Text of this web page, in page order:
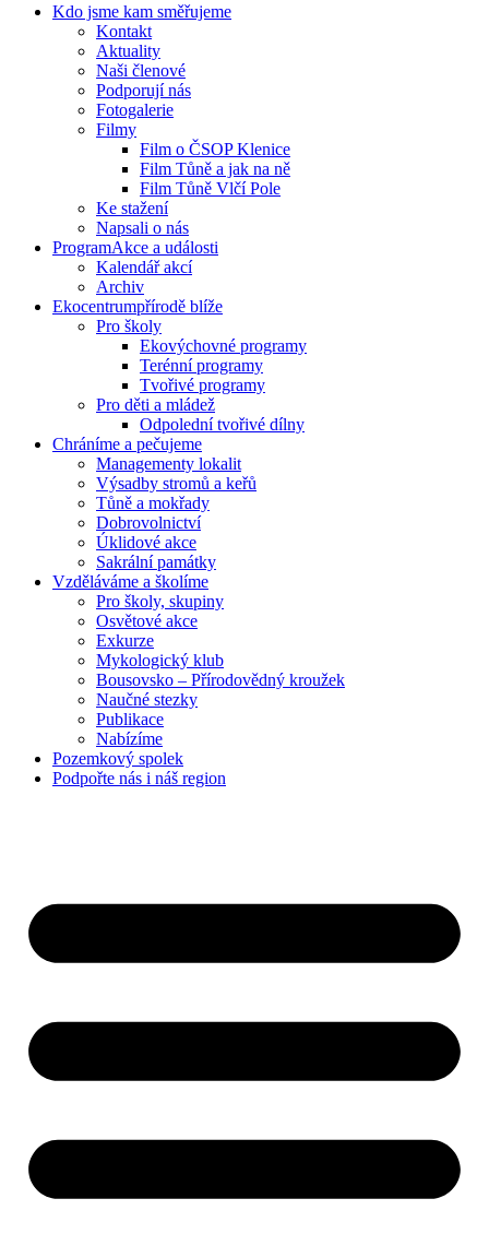
Kdo jsme kam směřujeme
Kontakt
Aktuality
Naši členové
Podporují nás
Fotogalerie
Filmy
Film o ČSOP Klenice
Film Tůně a jak na ně
Film Tůně Vlčí Pole
Ke stažení
Napsali o nás
ProgramAkce a události
Kalendář akcí
Archiv
Ekocentrumpřírodě blíže
Pro školy
Ekovýchovné programy
Terénní programy
Tvořivé programy
Pro děti a mládež
Odpolední tvořivé dílny
Chráníme a pečujeme
Managementy lokalit
Výsadby stromů a keřů
Tůně a mokřady
Dobrovolnictví
Úklidové akce
Sakrální památky
Vzděláváme a školíme
Pro školy, skupiny
Osvětové akce
Exkurze
Mykologický klub
Bousovsko – Přírodovědný kroužek
Naučné stezky
Publikace
Nabízíme
Pozemkový spolek
Podpořte nás i náš region